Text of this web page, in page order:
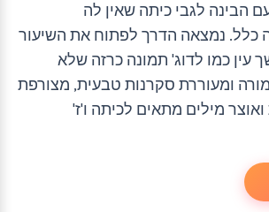
הבינה לגבי כיתה שאין לה
כלל. נמצאה הדרך לפתוח את השיעור
עין כמו לדוג' תמונה כרזה שלא
ומעוררת סקרנות טבעית, מצורפת
מילים מתאים לכיתה ו'ז'